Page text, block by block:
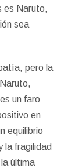
es Naruto,
sea
pero la
un faro
en
equilibrio
la fragilidad
última